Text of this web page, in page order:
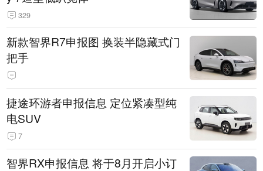
329
新款智界R7申报图 换装半隐藏式门
把手
捷途环游者申报信息 定位紧凑型纯
电SUV
7
智界RX申报信息 将于8月开启小订